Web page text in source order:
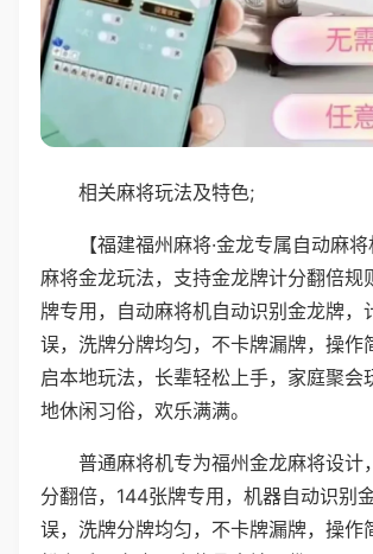
相关麻将玩法及特色;
【福建福州麻将·金龙专属自动麻
麻将金龙玩法，支持金龙牌计分翻倍规
牌专用，自动麻将机自动识别金龙牌，
误，洗牌分牌均匀，不卡牌漏牌，操作
启本地玩法，长辈轻松上手，家庭聚会
地休闲习俗，欢乐满满。
普通麻将机专为福州金龙麻将设计
分翻倍，144张牌专用，机器自动识别
误，洗牌分牌均匀，不卡牌漏牌，操作